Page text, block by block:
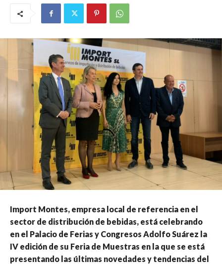
Import Montes, empresa local de referencia en el
sector de distribución de bebidas, está celebrando
en el Palacio de Ferias y Congresos Adolfo Suárez la
IV edición de su Feria de Muestras en la que se está
presentando las últimas novedades y tendencias del